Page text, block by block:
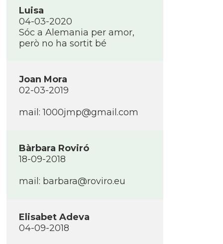
Luisa
04-03-2020
Sóc a Alemania per amor,
però no ha sortit bé
Joan Mora
02-03-2019
mail: 1000jmp@gmail.com
Bàrbara Roviró
18-09-2018
mail: barbara@roviro.eu
Elisabet Adeva
04-09-2018